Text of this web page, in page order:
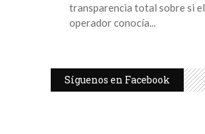
transparencia total sobre si el
operador conocía
Síguenos en Facebook